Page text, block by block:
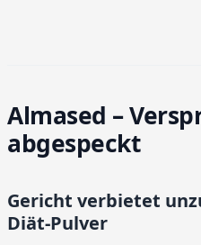
Almased –
abgespeckt
Gericht verbietet
Diät-Pulver